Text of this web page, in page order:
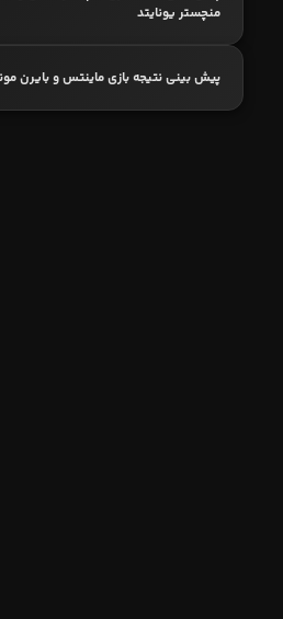
منچستر یونایتد
پیش بینی نتیجه بازی ماینتس و بایرن